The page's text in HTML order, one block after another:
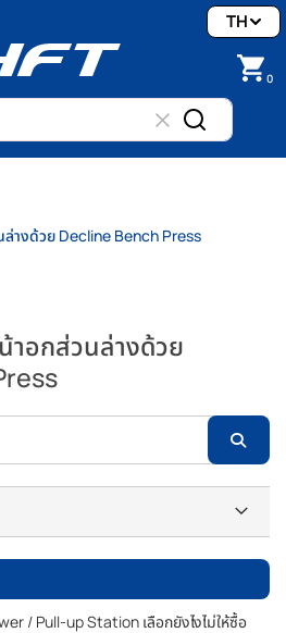
0
TH
ล่างด้วย Decline Bench Press
าอกส่วนล่างด้วย
/ Pull-up Station เลือกยังไงไม่ให้ซื้อ